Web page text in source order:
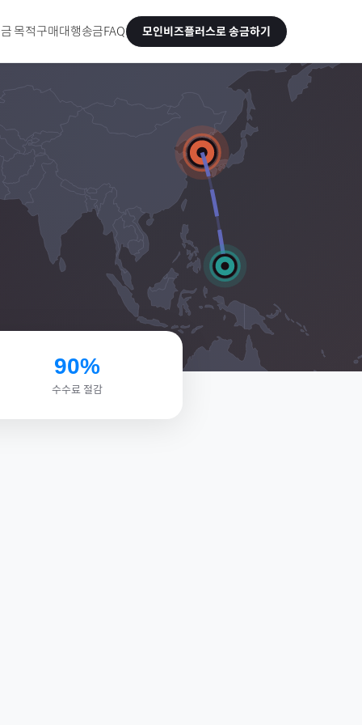
목적구매대행송금FAQ 모인비즈플러스로 송금하기
90%
수수료 절감